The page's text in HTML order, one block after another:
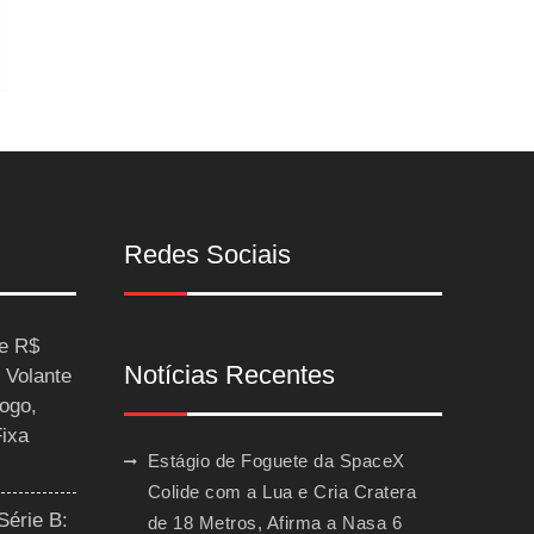
R$
B:
Redes Sociais
Notícias Recentes
Estágio de Foguete da SpaceX
Colide com a Lua e Cria Cratera
de 18 Metros, Afirma a Nasa 6